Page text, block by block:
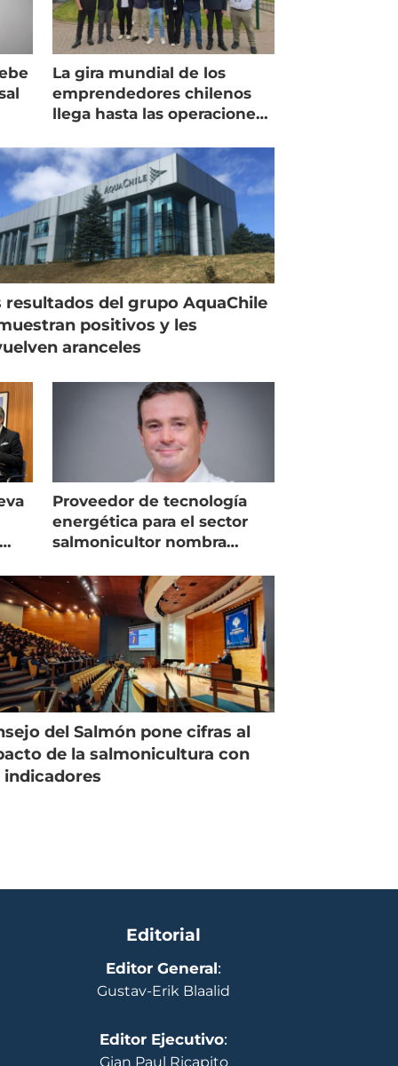
La gira mundial de los
emprendedores chilenos
llega hasta las operaciones
resultados del grupo AquaChile
positivos y les
aranceles
Proveedor de tecnología
energética para el sector
salmonicultor nombra
del Salmón pone cifras al
de la salmonicultura con
indicadores
Editorial
Editor General:
Gustav-Erik Blaalid
Editor Ejecutivo:
Gian Paul Ricapito